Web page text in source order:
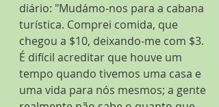
diário: "Mudámo-nos para a cabana
turística. Comprei comida, que
chegou a $10, deixando-me com $3.
É difícil acreditar que houve um
tempo quando tivemos uma casa e
uma vida para nós mesmos; a gente